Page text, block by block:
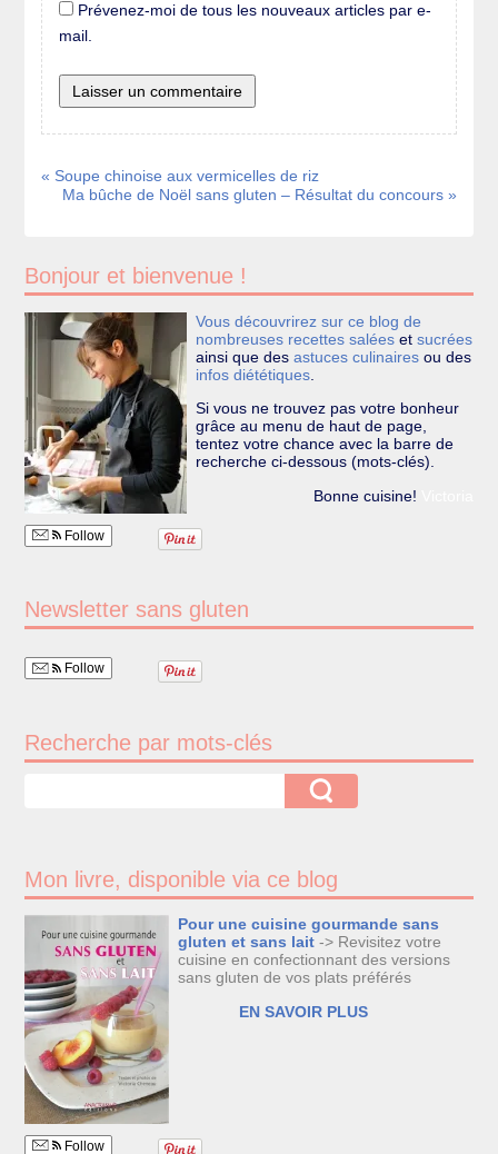
Prévenez-moi de tous les nouveaux articles par e-
mail.
« Soupe chinoise aux vermicelles de riz
Ma bûche de Noël sans gluten – Résultat du concours »
Bonjour et bienvenue !
Vous découvrirez sur ce blog de
nombreuses recettes saléeset sucrées
ainsi que des astuces culinairesou des
infos diététiques.
Si vous ne trouvez pas votre bonheur
grâce au menu de haut de page,
tentez votre chance avec la barre de
recherche ci-dessous (mots-clés).
Bonne cuisine!
Follow
Newsletter sans gluten
Follow
Recherche par mots-clés
Mon livre, disponible via ce blog
Pour une cuisine gourmande sans
gluten et sans lait -> Revisitez votre
cuisine en confectionnant des versions
sans gluten de vos plats préférés
EN SAVOIR PLUS
Follow